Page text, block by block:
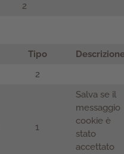
2
Tipo
2
1
Salva se il
messaggio
cookie è
stato
accettato